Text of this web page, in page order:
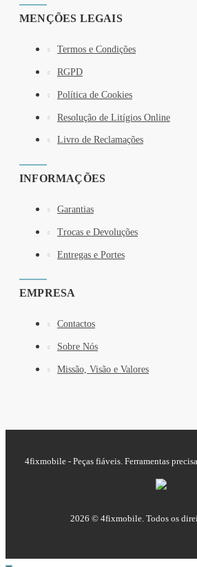
MENÇÕES LEGAIS
Termos e Condições
RGPD
Política de Cookies
Resolução de Litígios Online
Livro de Reclamações
INFORMAÇÕES
Garantias
Trocas e Devoluções
Entregas e Portes
EMPRESA
Contactos
Sobre Nós
Missão, Visão e Valores
4fixmobile - Peças fiáveis. Ferramentas
2026 © 4fixmobile. Todos os